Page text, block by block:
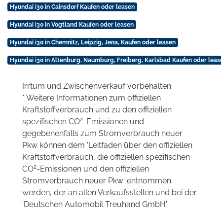
Hyundai i30 in Cainsdorf Kaufen oder leasen
Hyundai i30 in Vogtland Kaufen oder leasen
Hyundai i30 in Chemnitz, Leipzig, Jena, Kaufen oder leasen
Hyundai i30 in Altenburg, Naumburg, Freiberg, Karlsbad Kaufen oder
Irrtum und Zwischenverkauf vorbehalten.
* Weitere Informationen zum offiziellen
Kraftstoffverbrauch und zu den offiziellen
spezifischen CO2-Emissionen und
gegebenenfalls zum Stromverbrauch neuer
Pkw können dem 'Leitfaden über den offiziellen
Kraftstoffverbrauch, die offiziellen spezifischen
CO2-Emissionen und den offiziellen
Stromverbrauch neuer Pkw' entnommen
werden, der an allen Verkaufsstellen und bei der
'Deutschen Automobil Treuhand GmbH'